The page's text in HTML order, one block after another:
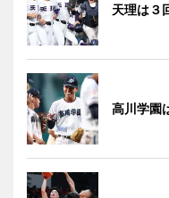
天理は
高川学園